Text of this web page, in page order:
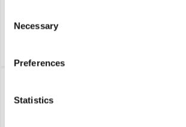
Selection
Necessary
Preferences
Statistics